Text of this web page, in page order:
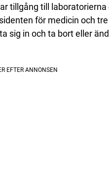
tillgång till laboratorierna
för medicin och
sig in och ta bort eller